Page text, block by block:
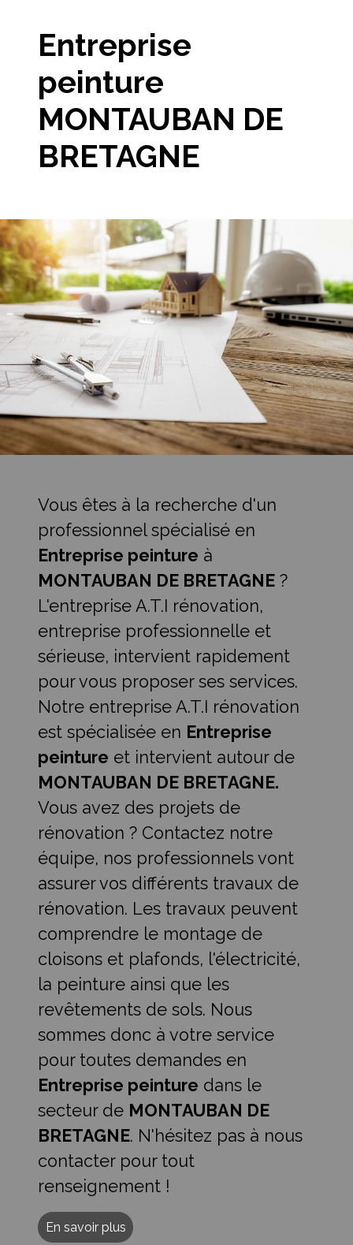
Entreprise
peinture
MONTAUBAN DE
BRETAGNE
Vous êtes à la recherche d'un
professionnel spécialisé en
Entreprise peinture à
MONTAUBAN DE BRETAGNE ?
L'entreprise A.T.I rénovation,
entreprise professionnelle et
sérieuse, intervient rapidement
pour vous proposer ses services.
Notre entreprise A.T.I rénovation
est spécialisée en Entreprise
peinture et intervient autour de
MONTAUBAN DE BRETAGNE.
Vous avez des projets de
rénovation ? Contactez notre
équipe, nos professionnels vont
assurer vos différents travaux de
rénovation. Les travaux peuvent
comprendre le montage de
cloisons et plafonds, l'électricité,
la peinture ainsi que les
revêtements de sols. Nous
sommes donc à votre service
pour toutes demandes en
Entreprise peinture dans le
secteur de MONTAUBAN DE
BRETAGNE. N'hésitez pas à nous
contacter pour tout
renseignement !
En savoir plus